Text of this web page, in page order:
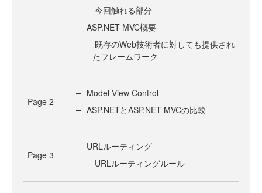
今回触れる部分
ASP.NET MVC概要
既存のWeb技術者に対しても提供され
たフレームワーク
Page 2
Model View Control
ASP.NETとASP.NET MVCの比較
Page 3
URLルーティング
URLルーティングルール